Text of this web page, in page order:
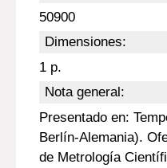
50900
Dimensiones:
1 p.
Nota general:
Presentado en:
Berlín-Alemania).
de Metrología